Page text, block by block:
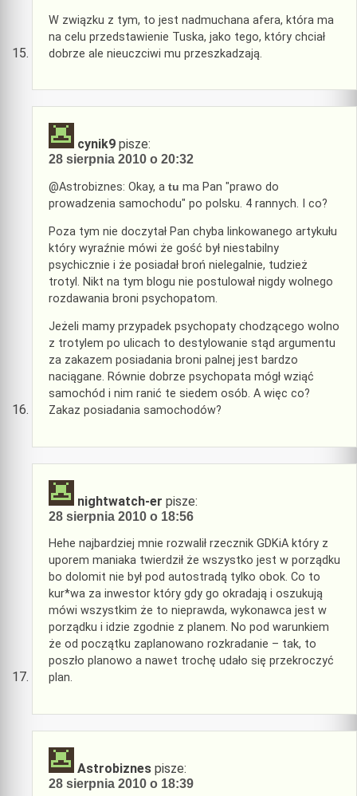
W związku z tym, to jest nadmuchana afera, która ma
na celu przedstawienie Tuska, jako tego, który chciał
dobrze ale nieuczciwi mu przeszkadzają.
cynik9 pisze:
28 sierpnia 2010 o 20:32
@Astrobiznes: Okay, a tu ma Pan "prawo do
prowadzenia samochodu" po polsku. 4 rannych. I co?
Poza tym nie doczytał Pan chyba linkowanego artykułu
który wyraźnie mówi że gość był niestabilny
psychicznie i że posiadał broń nielegalnie, tudzież
trotyl. Nikt na tym blogu nie postulował nigdy wolnego
rozdawania broni psychopatom.
Jeżeli mamy przypadek psychopaty chodzącego wolno
z trotylem po ulicach to destylowanie stąd argumentu
za zakazem posiadania broni palnej jest bardzo
naciągane. Równie dobrze psychopata mógł wziąć
samochód i nim ranić te siedem osób. A więc co?
Zakaz posiadania samochodów?
nightwatch-er pisze:
28 sierpnia 2010 o 18:56
Hehe najbardziej mnie rozwalił rzecznik GDKiA który z
uporem maniaka twierdził że wszystko jest w porządku
bo dolomit nie był pod autostradą tylko obok. Co to
kur*wa za inwestor który gdy go okradają i oszukują
mówi wszystkim że to nieprawda, wykonawca jest w
porządku i idzie zgodnie z planem. No pod warunkiem
że od początku zaplanowano rozkradanie – tak, to
poszło planowo a nawet trochę udało się przekroczyć
plan.
Astrobiznes pisze:
28 sierpnia 2010 o 18:39